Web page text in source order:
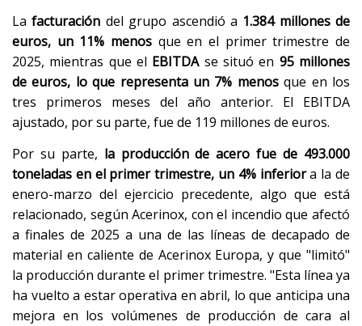
Lafacturación del grupo ascendió a 1.384 millones de
euros, un 11% menos que en el primer trimestre de
2025, mientras que el EBITDAse situó en 95 millones
de euros, lo que representa un 7% menosque en los
tres primeros meses del año anterior. El EBITDA
ajustado, por su parte, fue de 119 millones de euros.
Por su parte, la producción de acero fue de 493.000
toneladas en el primer trimestre, un 4% inferiora la de
enero-marzo del ejercicio precedente, algo que está
relacionado, según Acerinox, con el incendio que afectó
a finales de 2025 a una de las líneas de decapado de
material en caliente de Acerinox Europa, y que "limitó"
la producción durante el primer trimestre. "Esta línea ya
ha vuelto a estar operativa en abril, lo que anticipa una
mejora en los volúmenes de producción de cara al